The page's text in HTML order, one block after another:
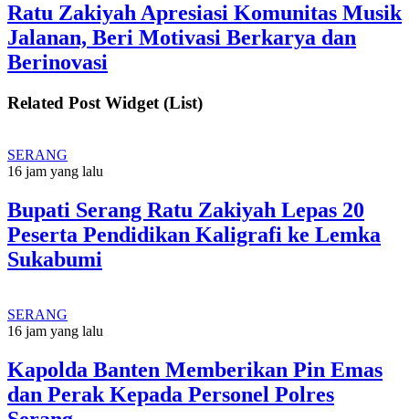
Ratu Zakiyah Apresiasi Komunitas Musik
Jalanan, Beri Motivasi Berkarya dan
Berinovasi
Related Post Widget (List)
SERANG
16 jam yang lalu
Bupati Serang Ratu Zakiyah Lepas 20
Peserta Pendidikan Kaligrafi ke Lemka
Sukabumi
SERANG
16 jam yang lalu
Kapolda Banten Memberikan Pin Emas
dan Perak Kepada Personel Polres